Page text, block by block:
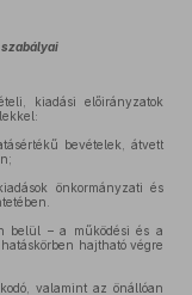
kiadási előirányzatok
bevételek, átvett
önkormányzati és
belül – a működési és a
hajtható végre
valamint az önállóan